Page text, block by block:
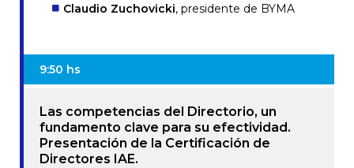
Claudio Zuchovicki, presidente de BYMA
9:50 hs
Las competencias del Directorio, un
fundamento clave para su efectividad.
Presentación de la Certificación de
Directores IAE.